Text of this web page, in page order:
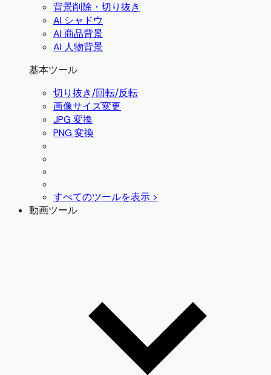
背景削除・切り抜き
AI シャドウ
AI 商品背景
AI 人物背景
基本ツール
切り抜き/回転/反転
画像サイズ変更
JPG 変換
PNG 変換
すべてのツールを表示 >
動画ツール